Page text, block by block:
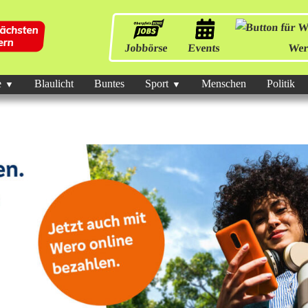
Jobbörse Events
Blaulicht Buntes Sport Menschen Politik